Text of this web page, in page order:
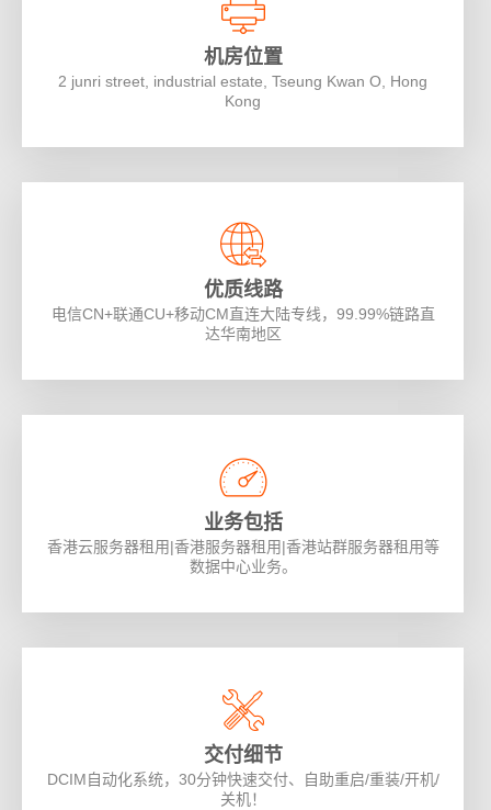
机房位置
2 junri street, industrial estate, Tseung Kwan O, Hong
Kong
优质线路
电信CN+联通CU+移动CM直连大陆专线，99.99%链路直
达华南地区
业务包括
香港云服务器租用|香港服务器租用|香港站群服务器租用等
数据中心业务。
交付细节
DCIM自动化系统，30分钟快速交付、自助重启/重装/开机/
关机！